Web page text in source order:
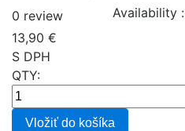
0 review Availability :
13,90 €
S DPH
QTY:
Vložiť do košíka